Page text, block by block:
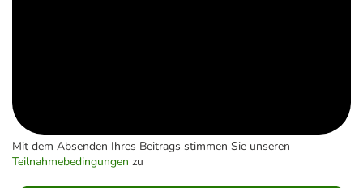
Mit dem Absenden Ihres Beitrags stimmen Sie unseren
Teilnahmebedingungen zu